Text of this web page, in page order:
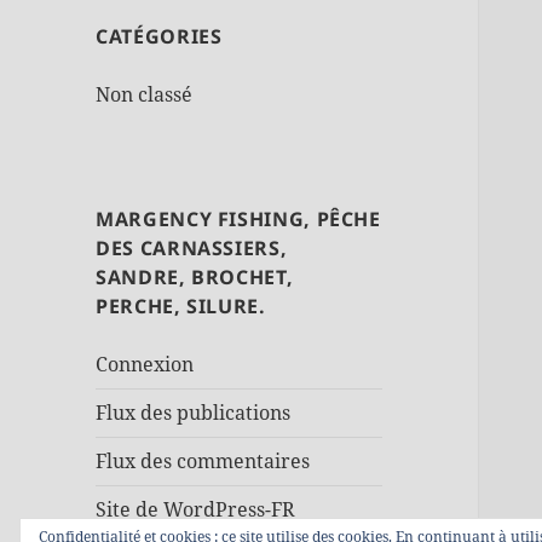
CATÉGORIES
Non classé
MARGENCY FISHING, PÊCHE
DES CARNASSIERS,
SANDRE, BROCHET,
PERCHE, SILURE.
Connexion
Flux des publications
Flux des commentaires
Site de WordPress-FR
Confidentialité et cookies : ce site utilise des cookies. En continuant à